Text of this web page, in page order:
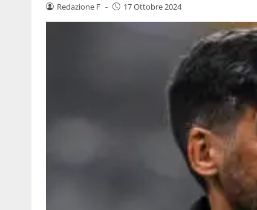
Redazione F - 17 Ottobre 2024